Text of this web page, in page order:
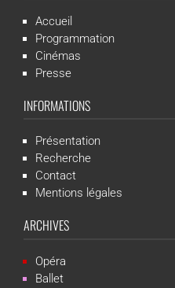
Accueil
Programmation
Cinémas
Presse
INFORMATIONS
Présentation
Recherche
Contact
Mentions légales
ARCHIVES
Opéra
Ballet